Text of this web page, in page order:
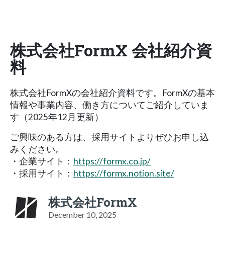
株式会社FormX 会社紹介資
料
株式会社FormXの会社紹介資料です。FormXの基本
情報や事業内容、働き方についてご紹介していま
す（2025年12月更新）
ご興味のある方は、採用サイトよりぜひお申し込
みください。
・企業サイト： https://formx.co.jp/
・採用サイト： https://formx.notion.site/
株式会社FormX
December 10, 2025